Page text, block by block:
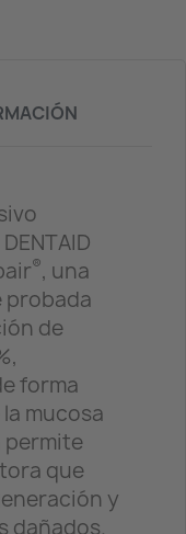
®, una
probada
de
forma
mucosa
permite
que
y
dañados.